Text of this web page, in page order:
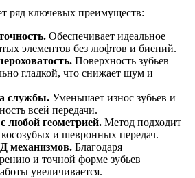
ряд ключевых преимуществ:
Обеспечивает идеальное
элементов без люфтов и биений.
Поверхность зубьев
гладкой, что снижает шум и
службы. Уменьшает износ зубьев и
всей передачи.
любой геометрией. Метод подходит
и шевронных передач.
механизмов. Благодаря
и точной форме зубьев
увеличивается.